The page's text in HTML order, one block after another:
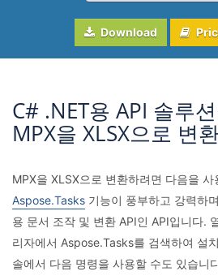
Download
C# .NET용 API 솔루
MPX을 XLSX으로 변
MPX을 XLSX으로 변환하려면 다음을 사
Aspose.Tasks 기능이 풍부하고 강력하
용 문서 조작 및 변환 API인 API입니다.
리자에서 Aspose.Tasks를 검색하여 설
솔에서 다음 명령을 사용할 수도 있습니